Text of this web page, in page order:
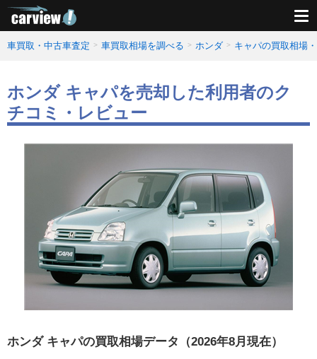
車買取・中古車査定 車買取相場を調べる ホンダ キャパの買取相場
ホンダ キャパを売却した利用者のク
チコミ・レビュー
ホンダ キャパの買取相場データ（2026年8月現在）